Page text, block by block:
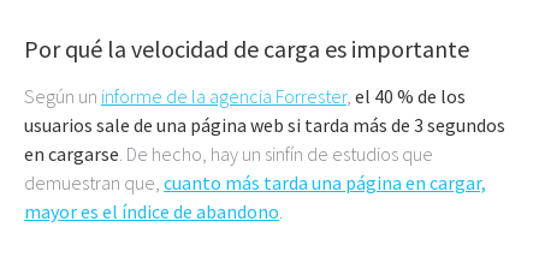
Por qué la velocidad de carga es importante
Según un informe de la agencia Forrester, el 40 % de los
usuarios sale de una página web si tarda más de 3 segundos
en cargarse. De hecho, hay un sinfín de estudios que
demuestran que, cuanto más tarda una página en cargar,
mayor es el índice de abandono.